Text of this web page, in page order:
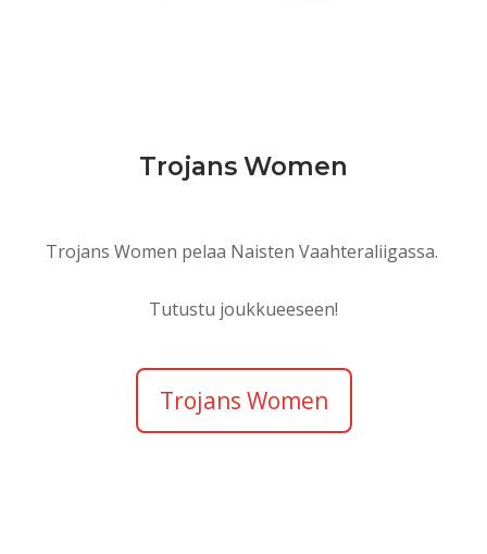
Trojans Women
Trojans Women pelaa Naisten Vaahteraliigassa.
Tutustu joukkueeseen!
Trojans Women